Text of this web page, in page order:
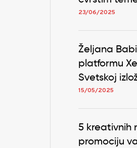
23/06/2025
Željana
platformu
Svetskoj
15/05/2025
5 kreativnih
promociju